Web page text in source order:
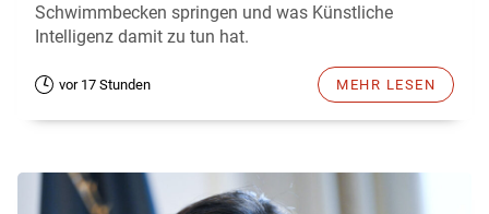
Schwimmbecken springen und was Künstliche
Intelligenz damit zu tun hat.
vor 17 Stunden MEHR LESEN